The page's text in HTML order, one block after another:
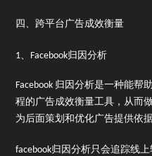
四、跨平台广告成效衡量
1、Facebook归因分析
Facebook 归因分析是一种能帮
程的广告成效衡量工具，从而
为后面策划和优化广告提供依据
facebook归因分析只会追踪线